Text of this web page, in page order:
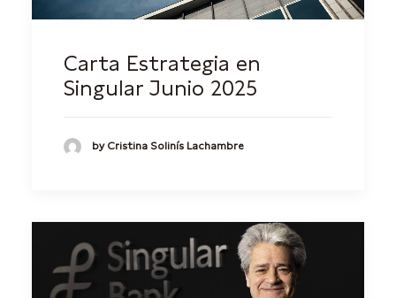
Carta Estrategia en
Singular Junio 2025
by Cristina Solinís Lachambre